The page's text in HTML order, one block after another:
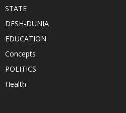
STATE
DESH-DUNIA
EDUCATION
Concepts
POLITICS
Health